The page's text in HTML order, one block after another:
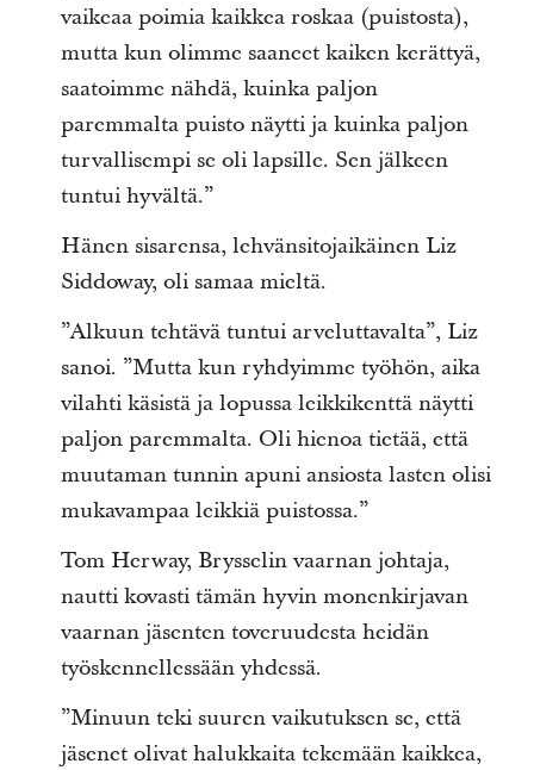
vaikeaa poimia kaikkea roskaa (puistosta),
mutta kun olimme saaneet kaiken kerättyä,
saatoimme nähdä, kuinka paljon
paremmalta puisto näytti ja kuinka paljon
turvallisempi se oli lapsille. Sen jälkeen
tuntui hyvältä.”
Hänen sisarensa, lehvänsitojaikäinen Liz
Siddoway, oli samaa mieltä.
”Alkuun tehtävä tuntui arveluttavalta”, Liz
sanoi. ”Mutta kun ryhdyimme työhön, aika
vilahti käsistä ja lopussa leikkikenttä näytti
paljon paremmalta. Oli hienoa tietää, että
muutaman tunnin apuni ansiosta lasten olisi
mukavampaa leikkiä puistossa.”
Tom Herway, Brysselin vaarnan johtaja,
nautti kovasti tämän hyvin monenkirjavan
vaarnan jäsenten toveruudesta heidän
työskennellessään yhdessä.
”Minuun teki suuren vaikutuksen se, että
jäsenet olivat halukkaita tekemään kaikkea,